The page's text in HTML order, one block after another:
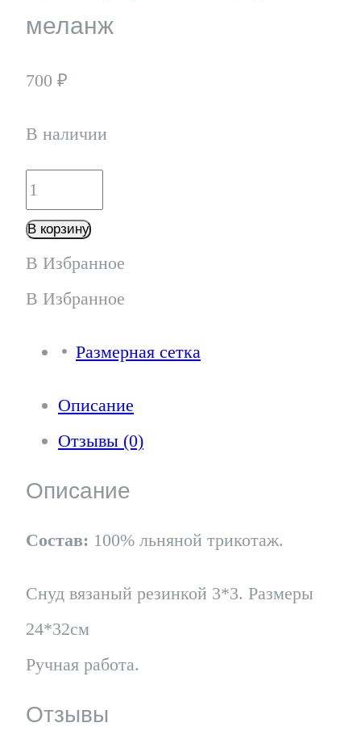
меланж
700 ₽
В наличии
Количество
товара
Аксессуар
-
меланж
В корзину
В Избранное
В Избранное
Размерная сетка
Описание
Отзывы (0)
Описание
Состав: 100% льняной трикотаж.
Снуд вязаный резинкой 3*3. Размеры
24*32см
Ручная работа.
Отзывы